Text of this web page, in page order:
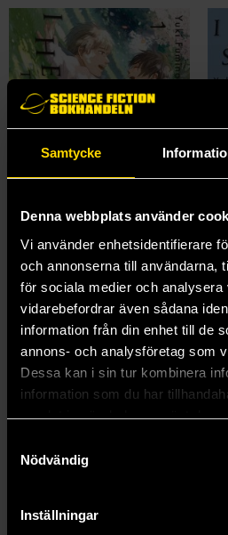
Samtycke
Denna webbplats använder
Vi använder enhetsidentifierare
och annonserna till användarna,
för sociala medier och analysera
vidarebefordrar även sådana
information från din enhet till de
annons- och analysföretag som
Dessa kan i sin tur kombinera
information som du har
samlat in när du har använt
Nödvändig
Inställningar
I Hear the Sunspot Vol 6: Four Seasons Part 1
Yuki Fumino
239 kr
Beställ